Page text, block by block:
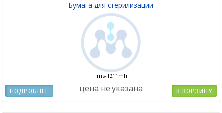
Бумага для стерилизации
ims-1211mh
цена не указана В КОРЗИНУ
ПОДРОБНЕЕ